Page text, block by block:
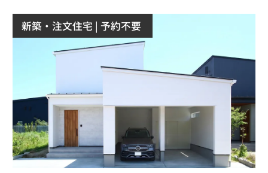
新築・注文住宅 | 予約不要